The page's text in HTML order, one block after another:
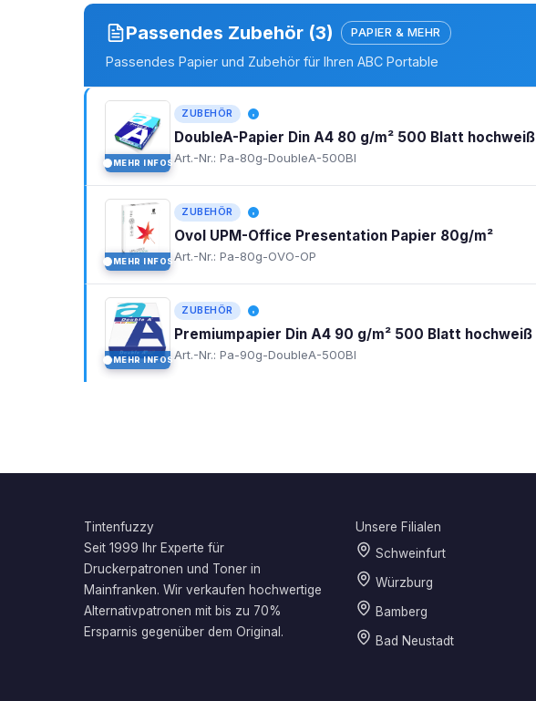
Passendes Zubehör (3) PAPIER & MEHR
Passendes Papier und Zubehör für Ihren ABC Portable
MEHR INFOS
ZUBEHÖR
DoubleA-Papier Din A4 80 g/m² 500 Blatt hochweiß
Art.-Nr.: Pa-80g-DoubleA-500Bl
MEHR INFOS
ZUBEHÖR
Ovol UPM-Office Presentation Papier 80g/m²
Art.-Nr.: Pa-80g-OVO-OP
MEHR INFOS
ZUBEHÖR
Premiumpapier Din A4 90 g/m² 500 Blatt hochweiß
Art.-Nr.: Pa-90g-DoubleA-500Bl
Tintenfuzzy
Seit 1999 Ihr Experte für
Druckerpatronen und Toner in
Mainfranken. Wir verkaufen hochwertige
Alternativpatronen mit bis zu 70%
Ersparnis gegenüber dem Original.
Unsere Filialen
Schweinfurt
Würzburg
Bamberg
Bad Neustadt